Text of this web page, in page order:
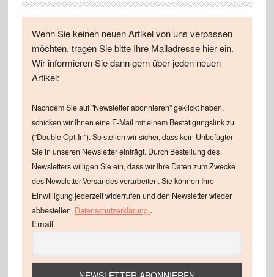
Wenn Sie keinen neuen Artikel von uns verpassen
möchten, tragen Sie bitte Ihre Mailadresse hier ein.
Wir informieren Sie dann gern über jeden neuen
Artikel:
Nachdem Sie auf "Newsletter abonnieren" geklickt haben,
schicken wir Ihnen eine E-Mail mit einem Bestätigungslink zu
("Double Opt-In"). So stellen wir sicher, dass kein Unbefugter
Sie in unseren Newsletter einträgt. Durch Bestellung des
Newsletters willigen Sie ein, dass wir Ihre Daten zum Zwecke
des Newsletter-Versandes verarbeiten. Sie können Ihre
Einwilligung jederzeit widerrufen und den Newsletter wieder
abbestellen. Datenschutzerklärung .
Email